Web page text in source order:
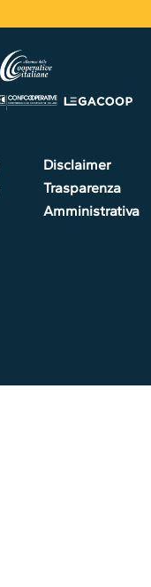
Disclaimer
Trasparenza
Amministrativa